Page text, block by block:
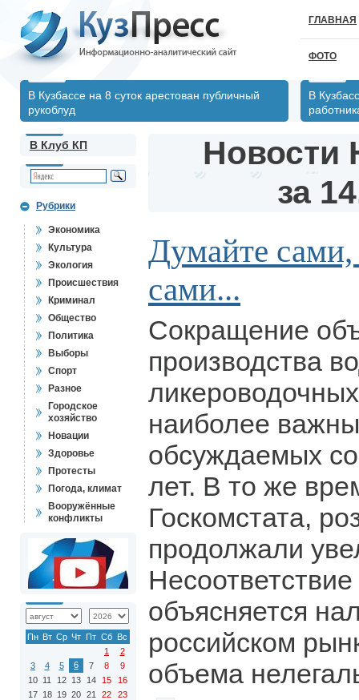
ГЛАВНАЯ
ФОТО
В Кузбассе на 8 суток арестован публичный
рукоблуд
В
В Клуб КП
Рубрики
Экономика
Культура
Экология
Происшествия
Криминал
Общество
Политика
Выборы
Спорт
Разное
Городское
хозяйство
Новации
Здоровье
Протесты
Погода, климат
Вооружённые
конфликты
Пн Вт Ср Чт Пт Сб Вс
1
2
3
4 5 6 7 8
9
10 11 12 13 14 15
16
17 18 19 20 21 22
23
Новости
за
Думайте
сами...
Сокращение
производства
наиболее
обсуждаемых
лет. В то же
Госкомстата,
продолжали
объясняется
российском
объема